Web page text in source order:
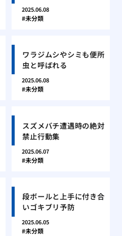
2025.06.08
未分類
ワラジムシやシミも便所
虫と呼ばれる
2025.06.08
未分類
スズメバチ遭遇時の絶対
禁止行動集
2025.06.07
未分類
段ボールと上手に付き合
いゴキブリ予防
2025.06.05
未分類